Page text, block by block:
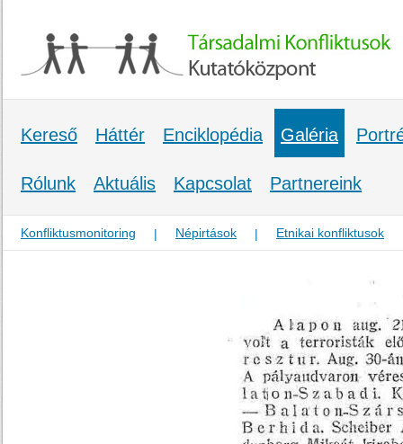
Kereső Háttér Enciklopédia Galéria
Rólunk Aktuális Kapcsolat Partnereink
Konfliktusmonitoring | Népirtások | Etnikai konfliktusok